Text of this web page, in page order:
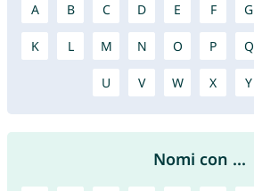
A B C D E F G
K L M N O P Q
U V W X Y
Nomi con ...